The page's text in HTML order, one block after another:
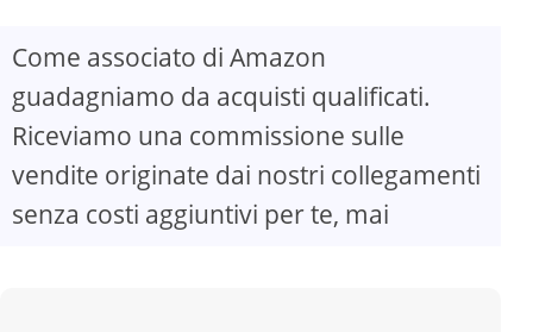
V
i
d
Come associato di Amazon
guadagniamo da acquisti qualificati.
Riceviamo una commissione sulle
vendite originate dai nostri collegamenti
senza costi aggiuntivi per te, mai